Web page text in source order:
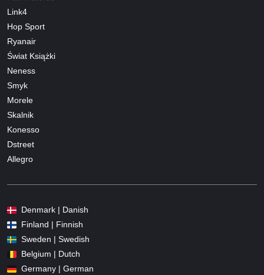
Link4
Hop Sport
Ryanair
Świat Książki
Neness
Smyk
Morele
Skalnik
Konesso
Dstreet
Allegro
Denmark | Danish
Finland | Finnish
Sweden | Swedish
Belgium | Dutch
Germany | German